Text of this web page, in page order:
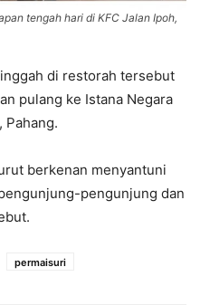
tengah hari di KFC Jalan Ipoh,
di restorah tersebut
pulang ke Istana Negara
Pahang.
berkenan menyantuni
pengunjung dan
permaisuri